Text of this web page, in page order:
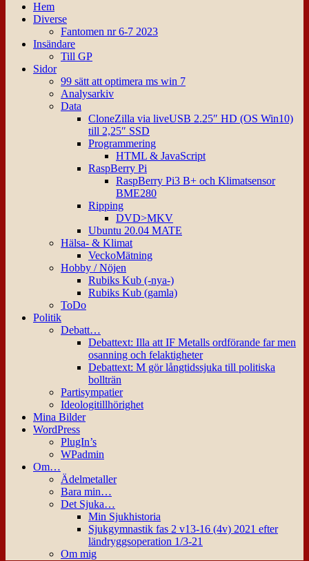
Hem
Diverse
Fantomen nr 6-7 2023
Insändare
Till GP
Sidor
99 sätt att optimera ms win 7
Analysarkiv
Data
CloneZilla via liveUSB 2.25″ HD (OS Win10)
till 2,25″ SSD
Programmering
HTML & JavaScript
RaspBerry Pi
RaspBerry Pi3 B+ och Klimatsensor
BME280
Ripping
DVD>MKV
Ubuntu 20.04 MATE
Hälsa- & Klimat
VeckoMätning
Hobby / Nöjen
Rubiks Kub (-nya-)
Rubiks Kub (gamla)
ToDo
Politik
Debatt…
Debattext: Illa att IF Metalls ordförande far men
osanning och felaktigheter
Debattext: M gör långtidssjuka till politiska
bollträn
Partisympatier
Ideologitillhörighet
Mina Bilder
WordPress
PlugIn’s
WPadmin
Om…
Ädelmetaller
Bara min…
Det Sjuka…
Min Sjukhistoria
Sjukgymnastik fas 2 v13-16 (4v) 2021 efter
ländryggsoperation 1/3-21
Om mig